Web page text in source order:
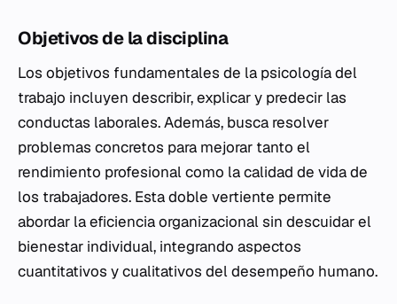
Objetivos de la disciplina
Los objetivos fundamentales de la psicología del
trabajo incluyen describir, explicar y predecir las
conductas laborales. Además, busca resolver
problemas concretos para mejorar tanto el
rendimiento profesional como la calidad de vida de
los trabajadores. Esta doble vertiente permite
abordar la eficiencia organizacional sin descuidar el
bienestar individual, integrando aspectos
cuantitativos y cualitativos del desempeño humano.